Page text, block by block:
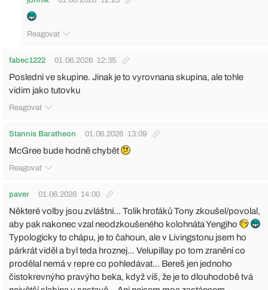
Reagovat
fabec1222 01.06.2026 12:35
Posledni ve skupine. Jinak je to vyrovnana skupina, ale tohle
vidim jako tutovku
Reagovat
Stannis Baratheon 01.06.2026 13:09
McGree bude hodně chybět
Reagovat
paver 01.06.2026 14:00
Některé volby jsou zvláštní... Tolik hroťáků Tony zkoušel/povolal,
aby pak nakonec vzal neodzkoušeného kolohnáta Yengiho
Typologicky to chápu, je to čahoun, ale v Livingstonu jsem ho
párkrát viděl a byl teda hroznej... Velupillay po tom zranění co
prodělal nemá v repre co pohledávat... Bereš jen jednoho
čistokrevnýho pravýho beka, když víš, že je to dlouhodobě tvá